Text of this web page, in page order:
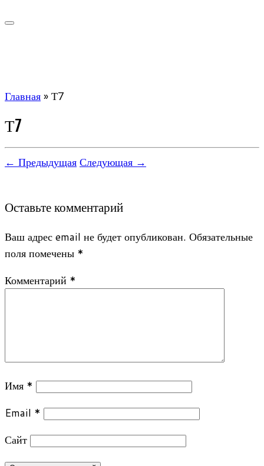
Главная»Т7
Т7
← ПредыдущаяСледующая →
Оставьте комментарий
Ваш адрес email не будет опубликован. Обязательные
поля помечены *
Комментарий *
Имя *
Email *
Сайт